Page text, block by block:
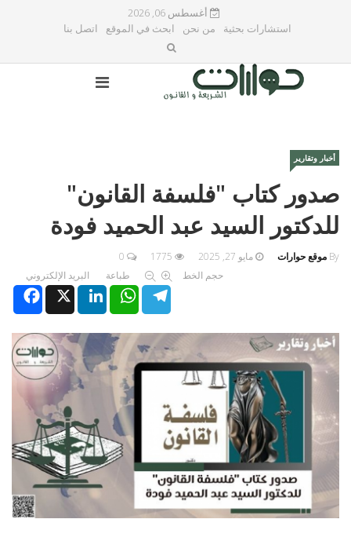
أغسطس 06, 2026
استشارات بحثية
من نحن ابحث في الموقع اتصل بنا
أخبار وتقارير
صدور كتاب "فلسفة القانون"
للدكتور السيد عبد الحميد فودة
By موقع حوارات مايو 27, 2025
0
حجم الخط
طباعة
البريد الإلكتروني
XLinkedInWhatsAppTelegram